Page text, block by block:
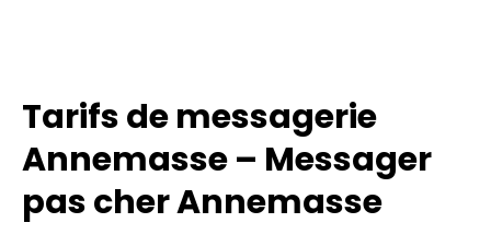
Tarifs de messagerie
Annemasse – Messager
pas cher Annemasse